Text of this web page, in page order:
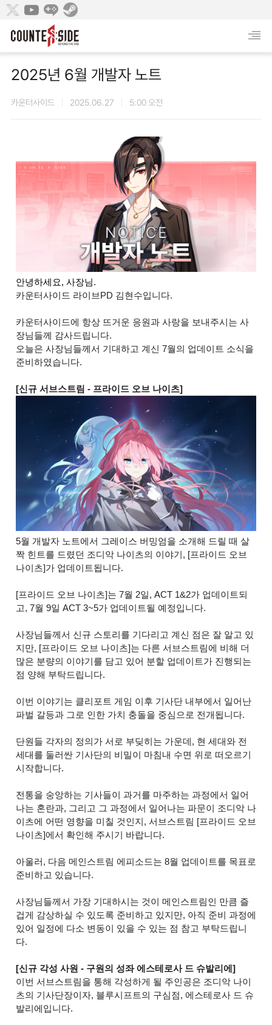
2025년 6월 개발자 노트
카운터사이드 2025.06.27 5:00 오전
안녕하세요, 사장님.
카운터사이드 라이브PD 김현수입니다.
카운터사이드에 항상 뜨거운 응원과 사랑을 보내주시는 사
장님들께 감사드립니다.
오늘은 사장님들께서 기대하고 계신 7월의 업데이트 소식을
준비하였습니다.
[신규 서브스트림 - 프라이드 오브 나이츠]
5월 개발자 노트에서 그레이스 버밍엄을 소개해 드릴 때 살
짝 힌트를 드렸던 조디악 나이츠의 이야기, [프라이드 오브
나이츠]가 업데이트됩니다.
[프라이드 오브 나이츠]는 7월 2일, ACT 1&2가 업데이트되
고, 7월 9일 ACT 3~5가 업데이트될 예정입니다.
사장님들께서 신규 스토리를 기다리고 계신 점은 잘 알고 있
지만, [프라이드 오브 나이츠]는 다른 서브스트림에 비해 더
많은 분량의 이야기를 담고 있어 분할 업데이트가 진행되는
점 양해 부탁드립니다.
이번 이야기는 클리포트 게임 이후 기사단 내부에서 일어난
파벌 갈등과 그로 인한 가치 충돌을 중심으로 전개됩니다.
단원들 각자의 정의가 서로 부딪히는 가운데, 현 세대와 전
세대를 둘러싼 기사단의 비밀이 마침내 수면 위로 떠오르기
시작합니다.
전통을 숭앙하는 기사들이 과거를 마주하는 과정에서 일어
나는 혼란과, 그리고 그 과정에서 일어나는 파문이 조디악 나
이츠에 어떤 영향을 미칠 것인지, 서브스트림 [프라이드 오브
나이츠]에서 확인해 주시기 바랍니다.
아울러, 다음 메인스트림 에피소드는 8월 업데이트를 목표로
준비하고 있습니다.
사장님들께서 가장 기대하시는 것이 메인스트림인 만큼 즐
겁게 감상하실 수 있도록 준비하고 있지만, 아직 준비 과정에
있어 일정에 다소 변동이 있을 수 있는 점 참고 부탁드립니
다.
[신규 각성 사원 - 구원의 성좌 에스테로사 드 슈발리에]
이번 서브스트림을 통해 각성하게 될 주인공은 조디악 나이
츠의 기사단장이자, 블루시프트의 구심점, 에스테로사 드 슈
발리에입니다.